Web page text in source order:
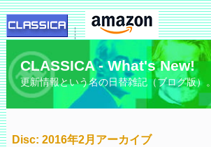
CLASSICA - What's New!
更新情報という名の日替雑記（ブログ版）。
Disc: 2016年2月アーカイブ